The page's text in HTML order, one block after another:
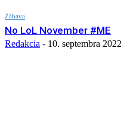
Zábava
No LoL November #ME
Redakcia - 10. septembra 2022